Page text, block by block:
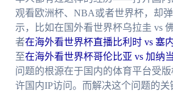
观看欧洲杯、NBA或者世界杯，却
示，比如在国外看世界杯乌拉圭 vs
者在海外看世界杯直播比利时 vs 塞
至在海外看世界杯哥伦比亚 vs 加纳
问题的根源在于国内的体育平台受
许国内IP访问。而解决这个问题的